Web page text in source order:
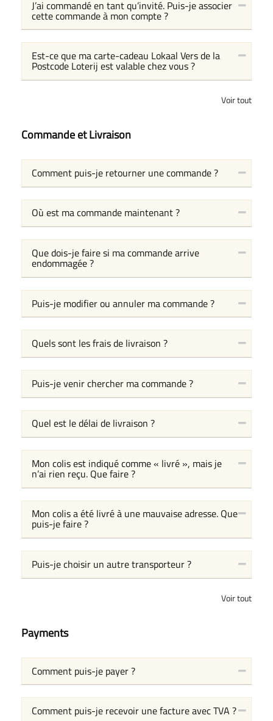
J’ai commandé en tant qu’invité. Puis-je associer
cette commande à mon compte ?
Est-ce que ma carte-cadeau Lokaal Vers de la
Postcode Loterij est valable chez vous ?
Voir tout
Commande et Livraison
Comment puis-je retourner une commande ?
Où est ma commande maintenant ?
Que dois-je faire si ma commande arrive
endommagée ?
Puis-je modifier ou annuler ma commande ?
Quels sont les frais de livraison ?
Puis-je venir chercher ma commande ?
Quel est le délai de livraison ?
Mon colis est indiqué comme « livré », mais je
n’ai rien reçu. Que faire ?
Mon colis a été livré à une mauvaise adresse. Que
puis-je faire ?
Puis-je choisir un autre transporteur ?
Voir tout
Payments
Comment puis-je payer ?
Comment puis-je recevoir une facture avec TVA ?